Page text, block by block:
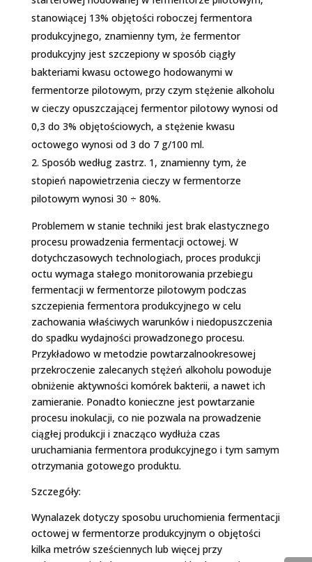
stanowiącej 1­3% objętości roboczej fermentora
produkcyjnego, znamienny tym, że fermentor
produkcyjny jest szczepiony w sposób ciągły
bakteriami kwasu octowego hodowanymi w
fermentorze pilotowym, przy czym stężenie alkoholu
w cieczy opuszczającej fermentor pilotowy wynosi od
0,3 do 3% objętościowych, a stężenie kwasu
octowego wynosi od 3 do 7 g/100 ml.
Sposób według zastrz. 1, znamienny tym, że
stopień napowietrzenia cieczy w fermentorze
pilotowym wynosi 30 ÷ 80%.
Problemem w stanie techniki jest brak elastycznego
procesu prowadzenia fermentacji octowej. W
dotychczasowych technologiach, proces produkcji
octu wymaga stałego monitorowania przebiegu
fermentacji w fermentorze pilotowym podczas
szczepienia fermentora produkcyjnego w celu
zachowania właściwych warunków i niedopuszczenia
do spadku wydajności prowadzonego procesu.
Przykładowo w metodzie powtarzalno­okresowej
przekroczenie zalecanych stężeń alkoholu powoduje
obniżenie aktywności komórek bakterii, a nawet ich
zamieranie. Ponadto konieczne jest powtarzanie
procesu inokulacji, co nie pozwala na prowadzenie
ciągłej produkcji i znacząco wydłuża czas
uruchamiania fermentora produkcyjnego i tym samym
otrzymania gotowego produktu.
Szczegóły:
Wynalazek dotyczy sposobu uruchomienia fermentacji
octowej w fermentorze produkcyjnym o objętości
kilka metrów sześciennych lub więcej przy